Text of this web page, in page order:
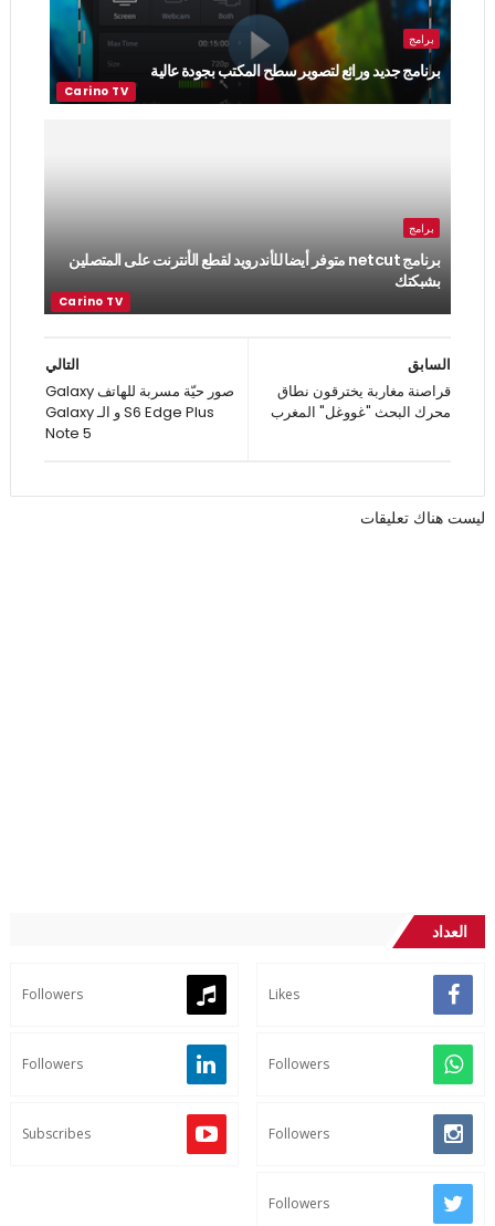
برامج
برنامج جديد ورائع لتصوير سطح المكتب بجودة عالية
برامج
برنامج netcut متوفر أيضا للأندرويد لقطع الأنترنت على المتصلين
بشبكتك
التالي
صور حيّة مسربة للهاتف Galaxy
S6 Edge Plus و الـ Galaxy
Note 5
السابق
قراصنة مغاربة يخترقون نطاق
محرك البحث "غووغل" المغرب
ليست هناك تعليقات
العداد
Likes
Followers
Followers
Followers
Followers
Subscribes
Followers